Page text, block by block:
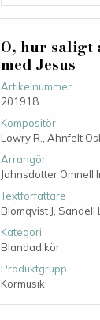
O, hur saligt
med Jesus
Artikelnummer
201918
Kompositör
Lowry R.,
Ahnfelt
Arrangör
Johnsdotter Omnell
Textförfattare
Blomqvist J, Sandell
Kategori
Blandad kör
Produktgrupp
Körmusik